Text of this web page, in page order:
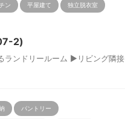
ン 平屋建て 独立脱衣室
2)
ンドリールーム ▶リビング隣接
パントリー